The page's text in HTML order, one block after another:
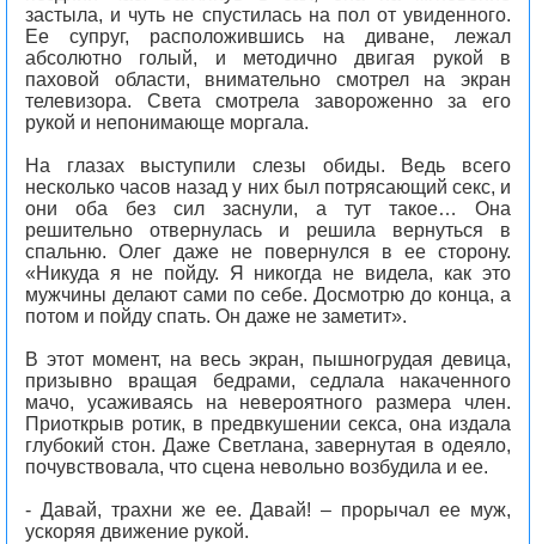
застыла, и чуть не спустилась на пол от увиденного.
Ее супруг, расположившись на диване, лежал
абсолютно голый, и методично двигая рукой в
паховой области, внимательно смотрел на экран
телевизора. Света смотрела завороженно за его
рукой и непонимающе моргала.
На глазах выступили слезы обиды. Ведь всего
несколько часов назад у них был потрясающий секс, и
они оба без сил заснули, а тут такое… Она
решительно отвернулась и решила вернуться в
спальню. Олег даже не повернулся в ее сторону.
«Никуда я не пойду. Я никогда не видела, как это
мужчины делают сами по себе. Досмотрю до конца, а
потом и пойду спать. Он даже не заметит».
В этот момент, на весь экран, пышногрудая девица,
призывно вращая бедрами, седлала накаченного
мачо, усаживаясь на невероятного размера член.
Приоткрыв ротик, в предвкушении секса, она издала
глубокий стон. Даже Светлана, завернутая в одеяло,
почувствовала, что сцена невольно возбудила и ее.
- Давай, трахни же ее. Давай! – прорычал ее муж,
ускоряя движение рукой.